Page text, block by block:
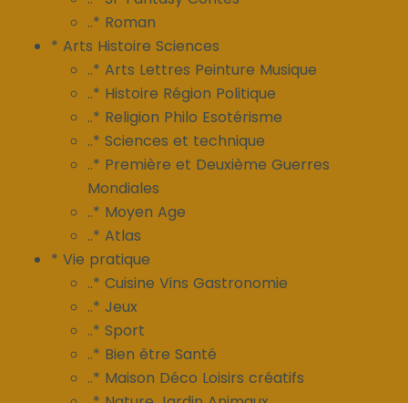
..* Roman
* Arts Histoire Sciences
..* Arts Lettres Peinture Musique
..* Histoire Région Politique
..* Religion Philo Esotérisme
..* Sciences et technique
..* Première et Deuxième Guerres
Mondiales
..* Moyen Age
..* Atlas
* Vie pratique
..* Cuisine Vins Gastronomie
..* Jeux
..* Sport
..* Bien être Santé
..* Maison Déco Loisirs créatifs